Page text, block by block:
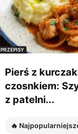
PRZEPISY
Pierś z
czosnkiem:
z patelni...
🔥